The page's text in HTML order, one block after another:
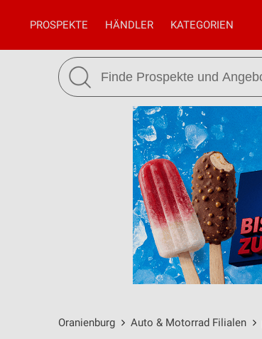
PROSPEKTE HÄNDLER KATEGORIEN
Oranienburg Auto & Motorrad Filialen